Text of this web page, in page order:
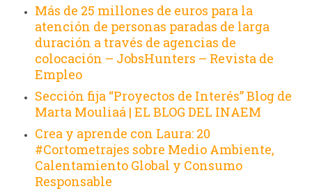
Más de 25 millones de euros para la
atención de personas paradas de larga
duración a través de agencias de
colocación – JobsHunters – Revista de
Empleo
Sección fija “Proyectos de Interés” Blog de
Marta Mouliaá | EL BLOG DEL INAEM
Crea y aprende con Laura: 20
#Cortometrajes sobre Medio Ambiente,
Calentamiento Global y Consumo
Responsable